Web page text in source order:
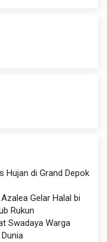
Hujan di Grand Depok
Gelar Halal bi
Rukun
Swadaya Warga